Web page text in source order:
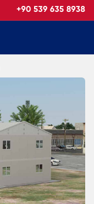
+90 539 635 8938